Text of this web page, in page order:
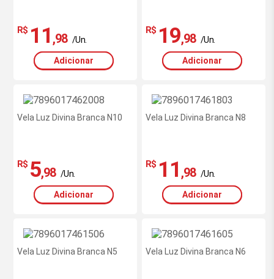
R$ 11 ,98 /Un.
Adicionar
R$ 19,98 /Un.
Adicionar
Vela Luz Divina Branca N10
R$ 5,98 /Un.
Adicionar
Vela Luz Divina Branca N8
R$ 11 ,98 /Un.
Adicionar
Vela Luz Divina Branca N5 Vela Luz Divina Branca N6